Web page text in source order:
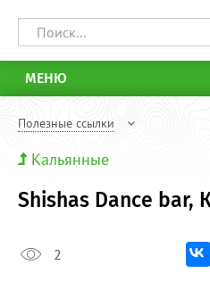
МЕНЮ
Полезные ссылки
Кальянные
Shishas Dance bar,
2